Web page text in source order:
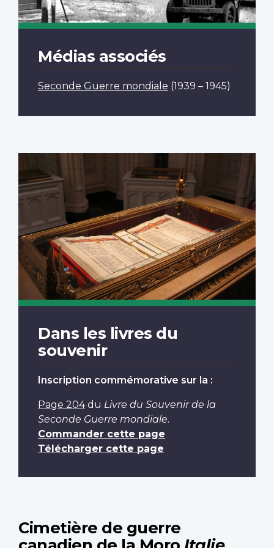
Médias associés
Seconde Guerre mondiale (1939 – 1945)
Dans les livres du
souvenir
Inscription commémorative sur la :
Page 204du Livre du Souvenir de la
Seconde Guerre mondiale.
Commander cette page
Télécharger cette page
Cimetière de guerre